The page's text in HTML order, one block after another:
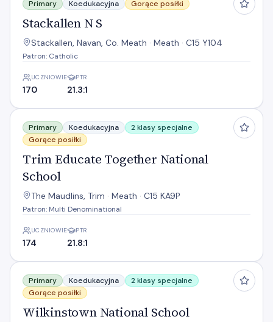
Primary Koedukacyjna Gorące posiłki
Stackallen N S
Stackallen, Navan, Co. Meath · Meath · C15 Y104
Patron: Catholic
UCZNIOWIE
170
PTR
21.3:1
Trim Educate Together National School
Primary Koedukacyjna
2 klasy specjalne
Gorące posiłki
Trim Educate Together National
School
The Maudlins, Trim · Meath · C15 KA9P
Patron: Multi Denominational
UCZNIOWIE
174
PTR
21.8:1
Wilkinstown National School
Primary Koedukacyjna
2 klasy specjalne
Gorące posiłki
Wilkinstown National School